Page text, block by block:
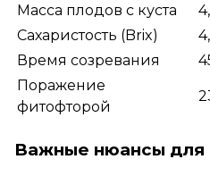
Масса плодов с куста
Сахаристость (Brix)
Время созревания
Поражение
фитофторой
Важные нюансы для